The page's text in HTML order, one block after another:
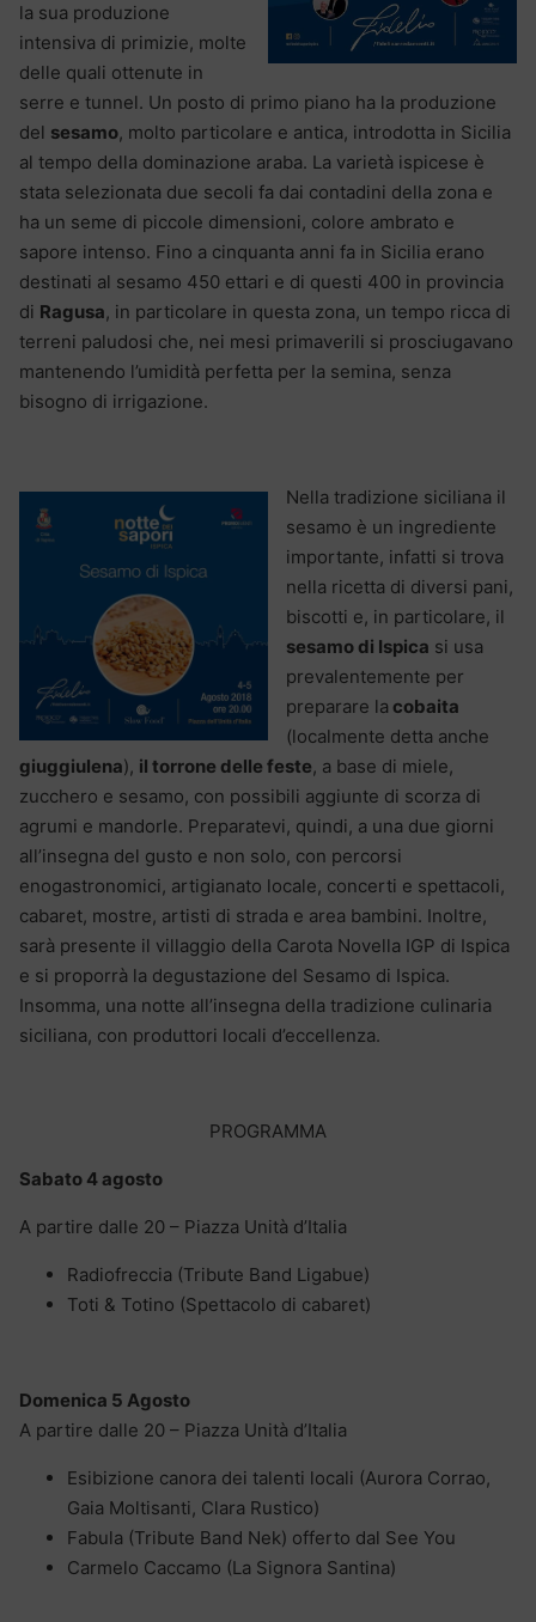
la sua produzione
intensiva di primizie, molte
delle quali ottenute in
serre e tunnel. Un posto di primo piano ha la produzione
del sesamo, molto particolare e antica, introdotta in Sicilia
al tempo della dominazione araba. La varietà ispicese è
stata selezionata due secoli fa dai contadini della zona e
ha un seme di piccole dimensioni, colore ambrato e
sapore intenso. Fino a cinquanta anni fa in Sicilia erano
destinati al sesamo 450 ettari e di questi 400 in provincia
di Ragusa, in particolare in questa zona, un tempo ricca di
terreni paludosi che, nei mesi primaverili si prosciugavano
mantenendo l’umidità perfetta per la semina, senza
bisogno di irrigazione.
Nella tradizione siciliana il
sesamo è un ingrediente
importante, infatti si trova
nella ricetta di diversi pani,
biscotti e, in particolare, il
sesamo di Ispica si usa
prevalentemente per
preparare la cobaita
(localmente detta anche
giuggiulena), il torrone delle feste, a base di miele,
zucchero e sesamo, con possibili aggiunte di scorza di
agrumi e mandorle. Preparatevi, quindi, a una due giorni
all’insegna del gusto e non solo, con percorsi
enogastronomici, artigianato locale, concerti e spettacoli,
cabaret, mostre, artisti di strada e area bambini. Inoltre,
sarà presente il villaggio della Carota Novella IGP di Ispica
e si proporrà la degustazione del Sesamo di Ispica.
Insomma, una notte all’insegna della tradizione culinaria
siciliana, con produttori locali d’eccellenza.
PROGRAMMA
Sabato 4 agosto
A partire dalle 20 – Piazza Unità d’Italia
Radiofreccia (Tribute Band Ligabue)
Toti & Totino (Spettacolo di cabaret)
Domenica 5 Agosto
A partire dalle 20 – Piazza Unità d’Italia
Esibizione canora dei talenti locali (Aurora Corrao,
Gaia Moltisanti, Clara Rustico)
Fabula (Tribute Band Nek) offerto dal See You
Carmelo Caccamo (La Signora Santina)